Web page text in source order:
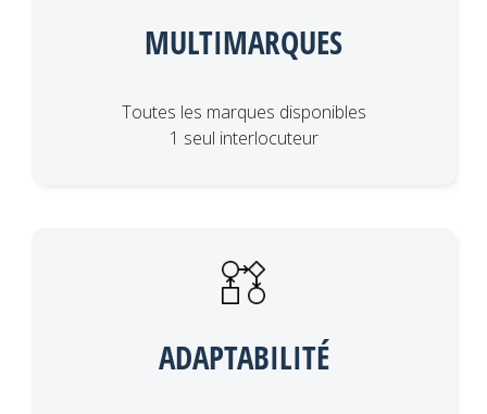
MULTIMARQUES
Toutes les marques disponibles
1 seul interlocuteur
ADAPTABILITÉ